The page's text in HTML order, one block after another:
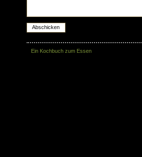
Ein Kochbuch zum Essen